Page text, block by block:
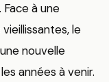
à une
le
nouvelle
années à venir.